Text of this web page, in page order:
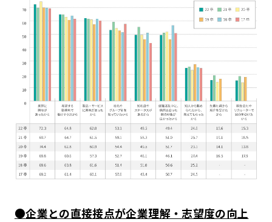
●企業との直接接点が企業理解・志望度の向上